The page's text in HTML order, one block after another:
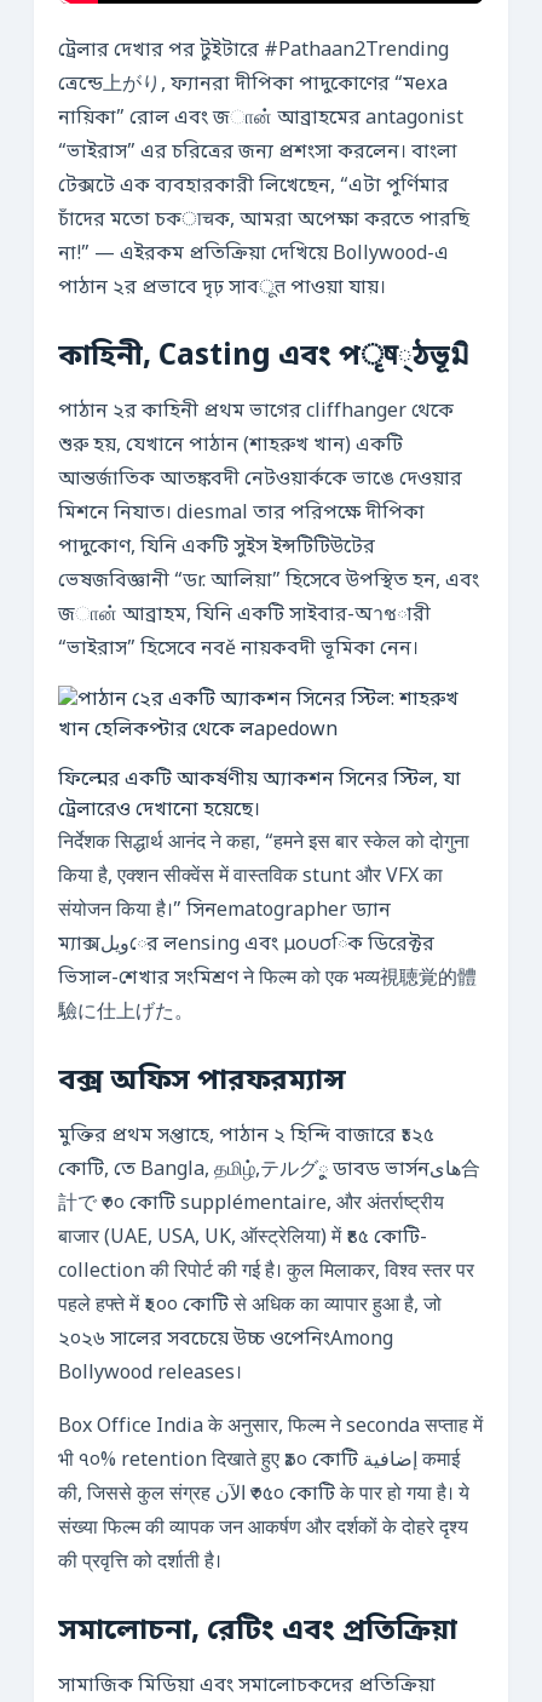
ট্রেলার দেখার পর টুইটারে #Pathaan2Trending
ত্রেন্ডে上がり, ফ্যানরা দীপিকা পাদুকোণের “মеха
নায়িকা” রোল এবং জான் আব্রাহমের antagonist
“ভাইরাস” এর চরিত্রের জন্য প্রশংসা করলেন। বাংলা
টেক্সটে এক ব্যবহারকারী লিখেছেন, “এটা পুর্ণিমার
চাঁদের মতো চকाचক, আমরা অপেক্ষা করতে পারছি
না!” — এইরকম প্রতিক্রিয়া দেখিয়ে Bollywood-এ
পাঠান ২র প্রভাবে দৃঢ় সাবूत পাওয়া যায়।
কাহিনী, Casting এবং পृष্ঠভূมิ
পাঠান ২র কাহিনী প্রথম ভাগের cliffhanger থেকে
শুরু হয়, যেখানে পাঠান (শাহরুখ খান) একটি
আন্তর্জাতিক আতঙ্কবদী নেটওয়ার্ককে ভাঙে দেওয়ার
মিশনে নিযাত। diesmal তার পরিপক্ষে দীপিকা
পাদুকোণ, যিনি একটি সুইস ইন্সটিটিউটের
ভেষজবিজ্ঞানী “ডr. আলিয়া” হিসেবে উপস্থিত হন, এবং
জான் আব্রাহম, যিনি একটি সাইবার-অาชারী
“ভাইরাস” হিসেবে নবě নায়কবদী ভূমিকা নেন।
ফিল্মের একটি আকর্ষণীয় অ্যাকশন সিনের স্টিল, যা
ট্রেলারেও দেখানো হয়েছে।
निर्देशक सिद्धार्थ आनंद ने कहा, “हमने इस बार स्केल को दोगुना
किया है, एक्शन सीक्वेंस में वास्तविक stunt और VFX का
संयोजन किया है।” সিনematographer ড্যান
ম্যাক্সويلের লensing এবং μουσিক ডিরেক্টর
ভিসাল-শেখার সংমিশ্রণ ने फिल्म को एक भव्य視聴覚的體
驗に仕上げた。
বক্স অফিস পারফরম্যান্স
মুক্তির প্রথম সপ্তাহে, পাঠান ২ হিন্দি বাজারে ₹১২৫
কোটি, তে Bangla, தமிழ்,テルグু ডাবড ভার্সন‌های合
計で ₹৩০ কোটি supplémentaire, और अंतर्राष्ट्रीय
बाजार (UAE, USA, UK, ऑस्ट्रेलिया) में ₹৪৫ কোটি-
collection की रिपोर्ट की गई है। कुल मिलाकर, विश्व स्तर पर
पहले हफ्ते में ₹২০০ কোটি से अधिक का व्यापार हुआ है, जो
২০২৬ সালের সবচেয়ে উচ্চ ওপেনিংAmong
Bollywood releases।
Box Office India के अनुसार, फिल्म ने seconda सप्ताह में
भी ৭০% retention दिखाते हुए ₹৯০ কোটি إضافية कमाई
की, जिससे कुल संग्रह الآن ₹৩৫০ কোটি के पार हो गया है। ये
संख्या फिल्म की व्यापक जन आकर्षण और दर्शकों के दोहरे दृश्य
की प्रवृत्ति को दर्शाती है।
সমালোচনা, রেটিং এবং প্রতিক্রিয়া
সামাজিক মিডিয়া এবং সমালোচকদের প্রতিক্রিয়া